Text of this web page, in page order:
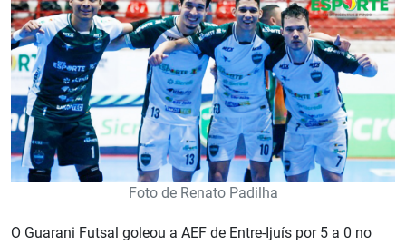
Foto de Renato Padilha
O Guarani Futsal goleou a AEF de Entre-Ijuís por 5 a 0 no